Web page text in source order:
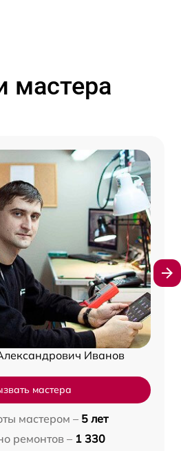
мастера
Иванов
мастера
мастером – 5 лет
ремонтов – 1 330